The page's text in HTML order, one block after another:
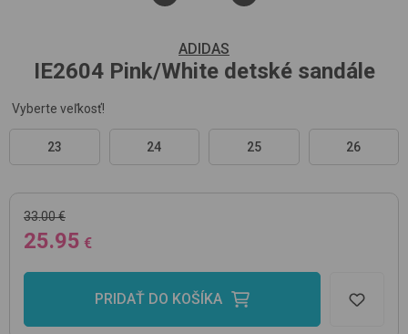
ADIDAS
IE2604 Pink/White detské sandále
Vyberte veľkosť!
23 24 25 26
33.00 €
25.95 €
PRIDAŤ DO KOŠÍKA